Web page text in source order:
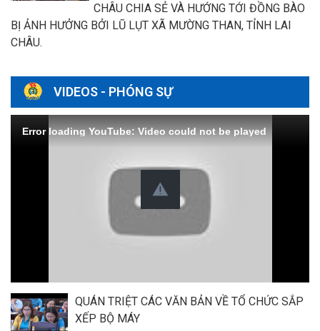
CHÂU CHIA SẺ VÀ HƯỚNG TỚI ĐỒNG BÀO
BỊ ẢNH HƯỞNG BỞI LŨ LỤT XÃ MƯỜNG THAN, TỈNH LAI
CHÂU.
VIDEOS - PHÓNG SỰ
Error loading YouTube: Video could not be played
QUÁN TRIỆT CÁC VĂN BẢN VỀ TỔ CHỨC SẮP
XẾP BỘ MÁY